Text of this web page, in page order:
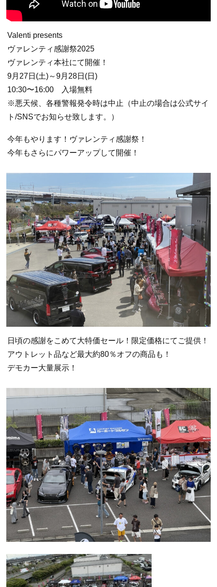
Valenti presents
ヴァレンティ感謝祭2025
ヴァレンティ本社にて開催！
9月27日(土)～9月28日(日)
10:30〜16:00 入場無料
※悪天候、各種警報発令時は中止（中止の場合は公式サイ
ト/SNSでお知らせ致します。）
今年もやります！ヴァレンティ感謝祭！
今年もさらにパワーアップして開催！
日頃の感謝をこめて大特価セール！限定価格にてご提供！
アウトレット品など最大約80％オフの商品も！
デモカー大量展示！